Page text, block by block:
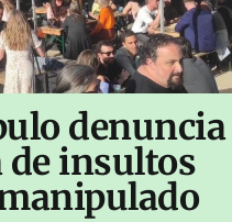
denuncia
de insultos